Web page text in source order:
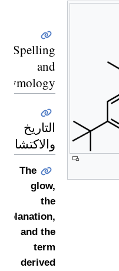
Spelling
and
etymology
التاريخ
والاكتشاف
The
glow,
the
and the
term
derived